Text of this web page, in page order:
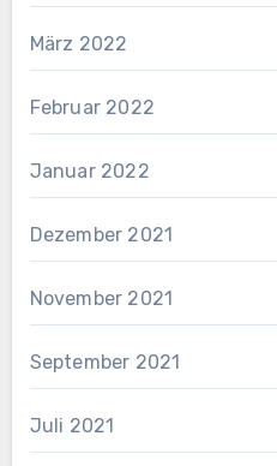
März 2022
Februar 2022
Januar 2022
Dezember 2021
November 2021
September 2021
Juli 2021